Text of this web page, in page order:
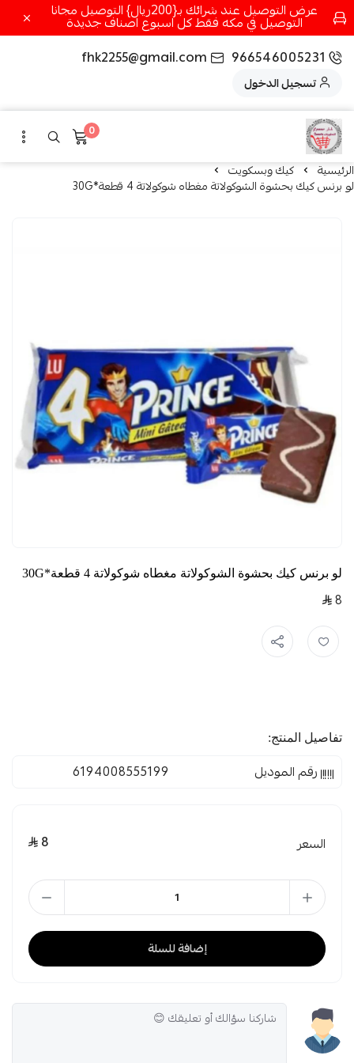
عرض التوصيل عند شرائك بـ{200ريال} التوصيل مجانا
التوصيل في مكه فقط كل اسبوع اصناف جديدة
966546005231
fhk2255@gmail.com
تسجيل الدخول
0
الرئيسية كيك وبسكويت
لو برنس كيك بحشوة الشوكولاتة مغطاه شوكولاتة 4 قطعة*30G
لو برنس كيك بحشوة الشوكولاتة مغطاه شوكولاتة 4 قطعة*30G
8
تفاصيل المنتج:
رقم الموديل 6194008555199
السعر 8
إضافة للسلة